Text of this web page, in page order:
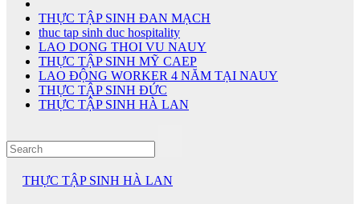
THỰC TẬP SINH ĐAN MẠCH
thuc tap sinh duc hospitality
LAO DONG THOI VU NAUY
THỰC TẬP SINH MỸ CAEP
LAO ĐỘNG WORKER 4 NĂM TẠI NAUY
THỰC TẬP SINH ĐỨC
THỰC TẬP SINH HÀ LAN
THỰC TẬP SINH HÀ LAN